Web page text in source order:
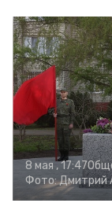
8 мая , 17:47
Фото:Дмитрий